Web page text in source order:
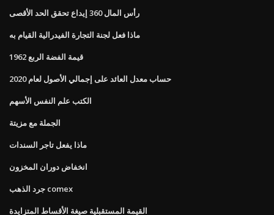
رأس المال 360 إيداع تحقق الحد الأقصى
ماذا فعل لجنة التجارة الفيدرالية القيام به
قيمة الفضة الربع 1962
حساب معدل العائد على إجمالي الأصول لعام 2020
الكتب علم النفس الأسهم
الجملة مع مزيتة
ماذا يفعل تاجر السندات
انخفاض دوران المخزون
جرد الذهب comex
القيمة المستقبلية صيغة الأقساط المتزايدة